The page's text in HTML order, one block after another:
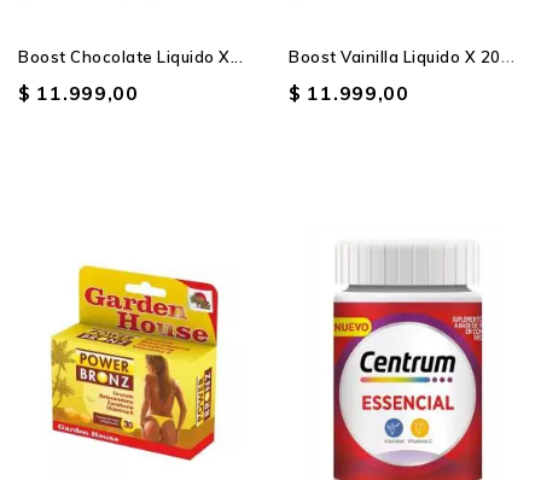
Boost Chocolate Liquido X...
$ 11.999,00
B
Oost Vainilla Liquido X 200ml
$ 11.999,00